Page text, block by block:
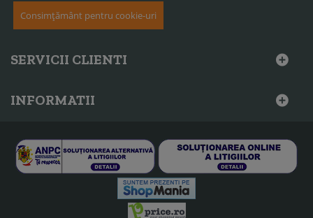
Consimțământ pentru cookie-uri
SERVICII CLIENTI
INFORMATII